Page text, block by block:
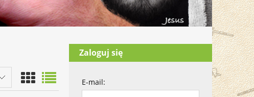
Zaloguj się
E-mail: